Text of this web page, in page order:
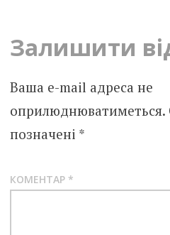
Залишити
Ваша e-mail адреса не
оприлюднюватиметься.
позначені *
КОМЕНТАР *